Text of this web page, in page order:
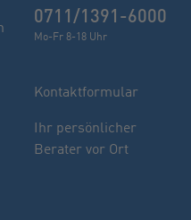
Berater
möchten sich
0711/1391-6000
Mo-Fr 8-18 Uhr
Kontaktformular
Ihr persönlicher
Berater vor Ort